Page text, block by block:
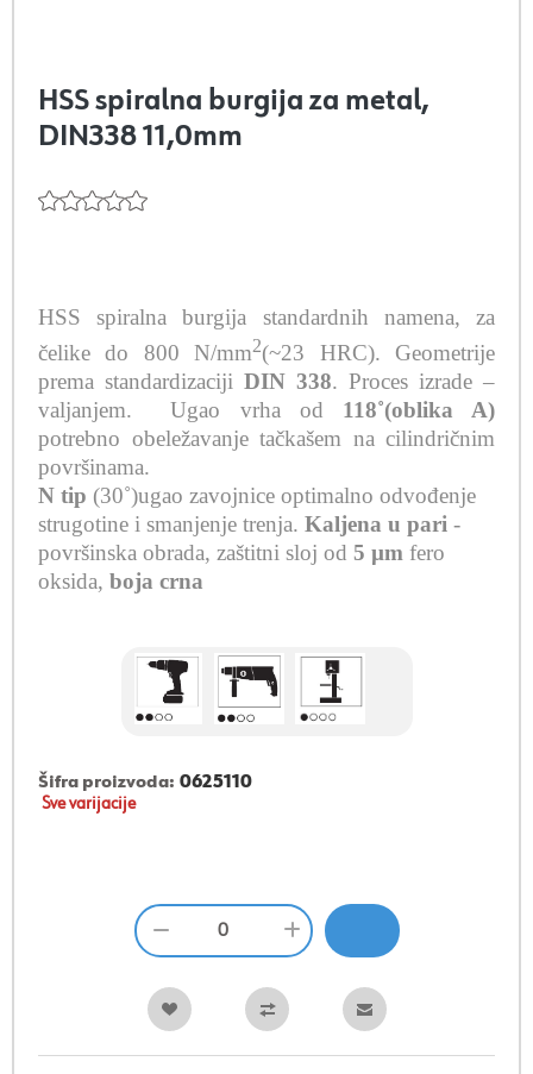
HSS spiralna burgija za metal,
DIN338 11,0mm
HSS spiralna burgija standardnih namena, za
čelike do 800 N/mm2(~23 HRC). Geometrije
prema standardizaciji DIN 338. Proces izrade –
valjanjem.
Ugao vrha od 118˚(oblika A)
potrebno obeležavanje tačkašem na cilindričnim
površinama.
N tip (30˚)ugao zavojnice optimalno odvođenje
strugotine i smanjenje trenja. Kaljena u pari -
površinska obrada, zaštitni sloj od 5 µm fero
oksida, boja crna
Šifra proizvoda: 0625110
Sve varijacije